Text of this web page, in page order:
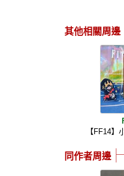
其他相關周邊
【FF14
同作者周邊